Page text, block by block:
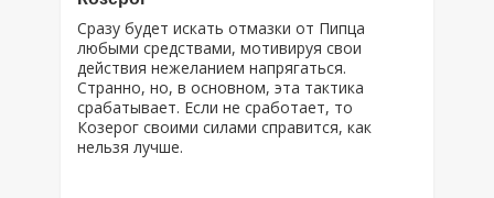
Сразу будет искать отмазки от Пипца
любыми средствами, мотивируя свои
действия нежеланием напрягаться.
Странно, но, в основном, эта тактика
срабатывает. Если не сработает, то
Козерог своими силами справится, как
нельзя лучше.